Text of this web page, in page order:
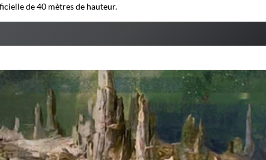
de 40 mètres de hauteur.